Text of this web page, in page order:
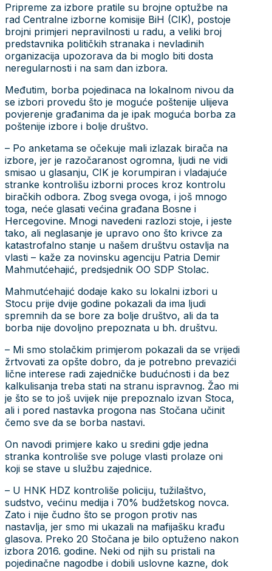
Pripreme za izbore pratile su brojne optužbe na
rad Centralne izborne komisije BiH (CIK), postoje
brojni primjeri nepravilnosti u radu, a veliki broj
predstavnika političkih stranaka i nevladinih
organizacija upozorava da bi moglo biti dosta
neregularnosti i na sam dan izbora.
Međutim, borba pojedinaca na lokalnom nivou da
se izbori provedu što je moguće poštenije ulijeva
povjerenje građanima da je ipak moguća borba za
poštenije izbore i bolje društvo.
– Po anketama se očekuje mali izlazak birača na
izbore, jer je razočaranost ogromna, ljudi ne vidi
smisao u glasanju, CIK je korumpiran i vladajuće
stranke kontrolišu izborni proces kroz kontrolu
biračkih odbora. Zbog svega ovoga, i još mnogo
toga, neće glasati većina građana Bosne i
Hercegovine. Mnogi navedeni razlozi stoje, i jeste
tako, ali neglasanje je upravo ono što krivce za
katastrofalno stanje u našem društvu ostavlja na
vlasti – kaže za novinsku agenciju Patria Demir
Mahmutćehajić, predsjednik OO SDP Stolac.
Mahmutćehajić dodaje kako su lokalni izbori u
Stocu prije dvije godine pokazali da ima ljudi
spremnih da se bore za bolje društvo, ali da ta
borba nije dovoljno prepoznata u bh. društvu.
– Mi smo stolačkim primjerom pokazali da se vrijedi
žrtvovati za opšte dobro, da je potrebno prevazići
lične interese radi zajedničke budućnosti i da bez
kalkulisanja treba stati na stranu ispravnog. Žao mi
je što se to još uvijek nije prepoznalo izvan Stoca,
ali i pored nastavka progona nas Stočana učinit
čemo sve da se borba nastavi.
On navodi primjere kako u sredini gdje jedna
stranka kontroliše sve poluge vlasti prolaze oni
koji se stave u službu zajednice.
– U HNK HDZ kontroliše policiju, tužilaštvo,
sudstvo, većinu medija i 70% budžetskog novca.
Zato i nije čudno što se progon protiv nas
nastavlja, jer smo mi ukazali na mafijašku krađu
glasova. Preko 20 Stočana je bilo optuženo nakon
izbora 2016. godine. Neki od njih su pristali na
pojedinačne nagodbe i dobili uslovne kazne, dok